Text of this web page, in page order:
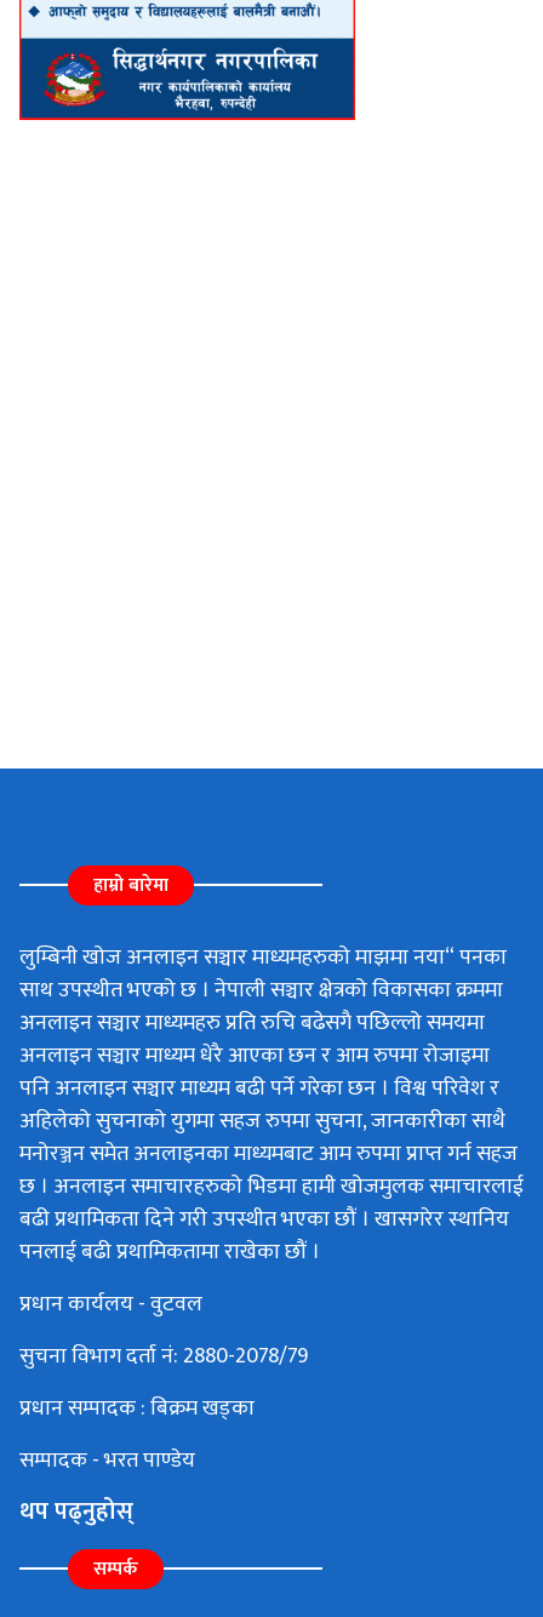
हाम्रो बारेमा
लुम्बिनी खोज अनलाइन सञ्चार माध्यमहरुको माझमा नया“ पनका
साथ उपस्थीत भएको छ । नेपाली सञ्चार क्षेत्रको विकासका क्रममा
अनलाइन सञ्चार माध्यमहरु प्रति रुचि बढेसगै पछिल्लो समयमा
अनलाइन सञ्चार माध्यम धेरै आएका छन र आम रुपमा रोजाइमा
पनि अनलाइन सञ्चार माध्यम बढी पर्ने गरेका छन । विश्व परिवेश र
अहिलेको सुचनाको युगमा सहज रुपमा सुचना, जानकारीका साथै
मनोरञ्जन समेत अनलाइनका माध्यमबाट आम रुपमा प्राप्त गर्न सहज
छ । अनलाइन समाचारहरुको भिडमा हामी खोजमुलक समाचारलाई
बढी प्रथामिकता दिने गरी उपस्थीत भएका छौं । खासगरेर स्थानिय
पनलाई बढी प्रथामिकतामा राखेका छौं ।
प्रधान कार्यलय - वुटवल
सुचना विभाग दर्ता नं: 2880-2078/79
प्रधान सम्पादक : बिक्रम खड्का
सम्पादक - भरत पाण्डेय
थप पढ्नुहोस्
सम्पर्क